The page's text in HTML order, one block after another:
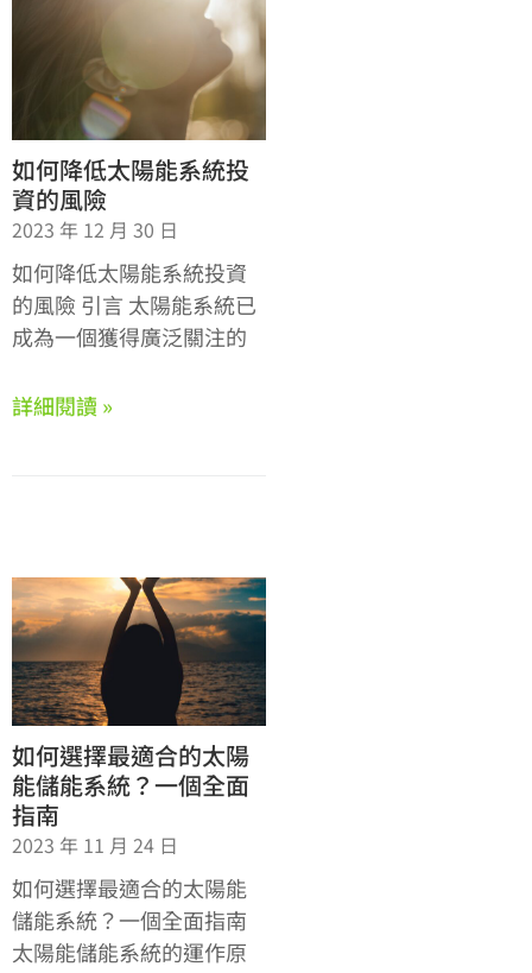
如何降低太陽能系統投
資的風險
2023 年 12 月 30 日
如何降低太陽能系統投資
的風險 引言 太陽能系統已
成為一個獲得廣泛關注的
詳細閱讀 »
如何選擇最適合的太陽
能儲能系統？一個全面
指南
2023 年 11 月 24 日
如何選擇最適合的太陽能
儲能系統？一個全面指南
太陽能儲能系統的運作原